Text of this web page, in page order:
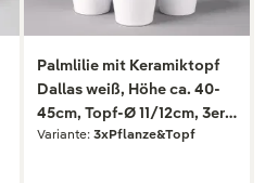
Palmlilie mit Keramiktopf
Dallas weiß, Höhe ca. 40-
45cm, Topf-Ø 11/12cm, 3er-
Set
Variante: 3xPflanze&Topf